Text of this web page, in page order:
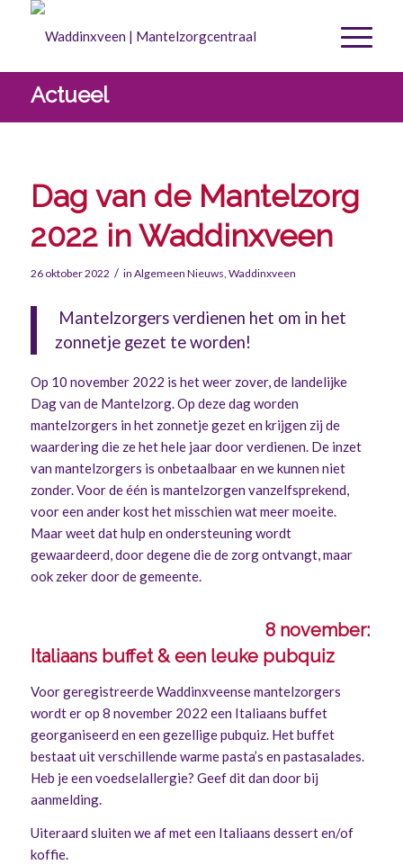
Actueel
Dag van de Mantelzorg
2022 in Waddinxveen
26 oktober 2022 / in Algemeen Nieuws, Waddinxveen
Mantelzorgers verdienen het om in het
zonnetje gezet te worden!
Op 10 november 2022 is het weer zover, de landelijke
Dag van de Mantelzorg. Op deze dag worden
mantelzorgers in het zonnetje gezet en krijgen zij de
waardering die ze het hele jaar door verdienen. De inzet
van mantelzorgers is onbetaalbaar en we kunnen niet
zonder. Voor de één is mantelzorgen vanzelfsprekend,
voor een ander kost het misschien wat meer moeite.
Maar weet dat hulp en ondersteuning wordt
gewaardeerd, door degene die de zorgontvangt, maar
ook zeker door de gemeente.
8 november:
Italiaans buffet & een leuke pubquiz
Voor geregistreerde Waddinxveense mantelzorgers
wordt er op 8 november 2022 een Italiaans buffet
georganiseerd en een gezellige pubquiz. Het buffet
bestaat uit verschillende warme pasta’s en pastasalades.
Heb je een voedselallergie? Geef dit dan door bij
aanmelding.
Uiteraard sluiten we af met een Italiaans dessert en/of
koffie.